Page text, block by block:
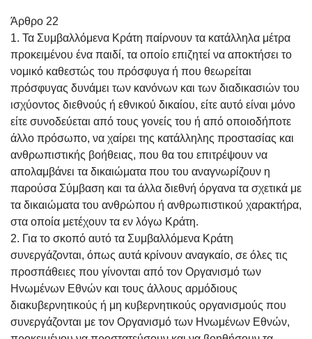
Άρθρο 22
1. Τα Συμβαλλόμενα Κράτη παίρνουν τα κατάλληλα μέτρα
προκειμένου ένα παιδί, τα οποίο επιζητεί να αποκτήσει το
νομικό καθεστώς του πρόσφυγα ή που θεωρείται
πρόσφυγας δυνάμει των κανόνων και των διαδικασιών του
ισχύοντος διεθνούς ή εθνικού δικαίου, είτε αυτό είναι μόνο
είτε συνοδεύεται από τους γονείς του ή από οποιοδήποτε
άλλο πρόσωπο, να χαίρει της κατάλληλης προστασίας και
ανθρωπιστικής βοήθειας, που θα του επιτρέψουν να
απολαμβάνει τα δικαιώματα που του αναγνωρίζουν η
παρούσα Σύμβαση και τα άλλα διεθνή όργανα τα σχετικά με
τα δικαιώματα του ανθρώπου ή ανθρωπιστικού χαρακτήρα,
στα οποία μετέχουν τα εν λόγω Κράτη.
2. Για το σκοπό αυτό τα Συμβαλλόμενα Κράτη
συνεργάζονται, όπως αυτά κρίνουν αναγκαίο, σε όλες τις
προσπάθειες που γίνονται από τον Οργανισμό των
Ηνωμένων Εθνών και τους άλλους αρμόδιους
διακυβερνητικούς ή μη κυβερνητικούς οργανισμούς που
συνεργάζονται με τον Οργανισμό των Ηνωμένων Εθνών,